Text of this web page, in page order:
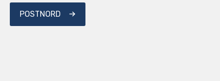
POSTNORD